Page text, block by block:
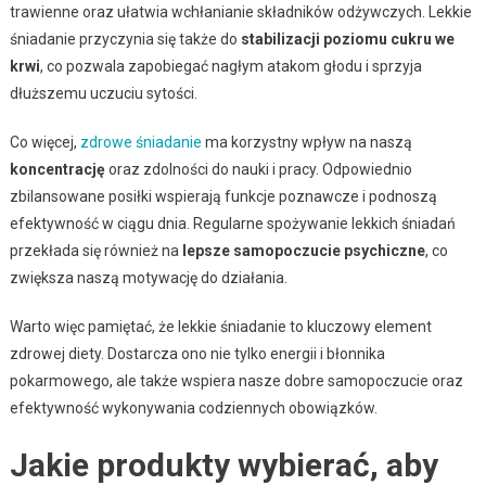
trawienne oraz ułatwia wchłanianie składników odżywczych. Lekkie
śniadanie przyczynia się także do stabilizacji poziomu cukru we
krwi, co pozwala zapobiegać nagłym atakom głodu i sprzyja
dłuższemu uczuciu sytości.
Co więcej, zdrowe śniadanie ma korzystny wpływ na naszą
koncentracjęoraz zdolności do nauki i pracy. Odpowiednio
zbilansowane posiłki wspierają funkcje poznawcze i podnoszą
efektywność w ciągu dnia. Regularne spożywanie lekkich śniadań
przekłada się również na lepsze samopoczucie psychiczne, co
zwiększa naszą motywację do działania.
Warto więc pamiętać, że lekkie śniadanie to kluczowy element
zdrowej diety. Dostarcza ono nie tylko energii i błonnika
pokarmowego, ale także wspiera nasze dobre samopoczucie oraz
efektywność wykonywania codziennych obowiązków.
Jakie produkty wybierać, aby